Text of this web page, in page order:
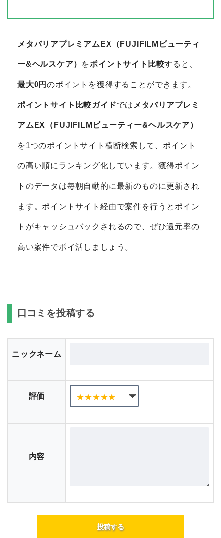
メタバリアプレミアムEX（FUJIFILMビューティ
ー&ヘルスケア） をポイントサイト比較すると、
最大0円のポイントを獲得することができます。
ポイントサイト比較ガイドでは メタバリアプレミ
アムEX（FUJIFILMビューティー&ヘルスケア）
を1つのポイントサイト横断検索して、ポイント
の高い順にランキング化しています。獲得ポイン
トのデータは毎朝自動的に最新のものに更新され
ます。ポイントサイト経由で案件を行うとポイン
トがキャッシュバックされるので、ぜひ還元率の
高い案件でポイ活しましょう。
口コミを投稿する
ニックネーム
評価
内容